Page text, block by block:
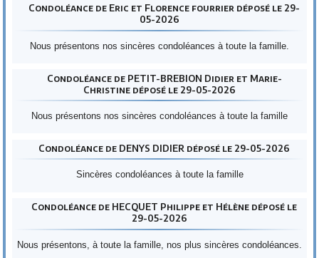
Condoléance de Eric et Florence fourrier déposé le 29-
05-2026
Nous présentons nos sincères condoléances à toute la famille.
Condoléance de PETIT-BREBION Didier et Marie-
Christine déposé le 29-05-2026
Nous présentons nos sincères condoléances à toute la famille
Condoléance de DENYS DIDIER déposé le 29-05-2026
Sincères condoléances à toute la famille
Condoléance de HECQUET Philippe et Hélène déposé le
29-05-2026
Nous présentons, à toute la famille, nos plus sincères condoléances.